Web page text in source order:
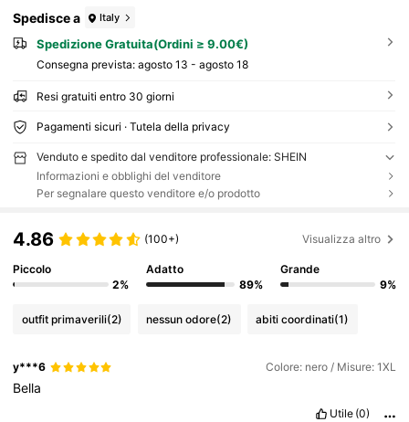
Spedisce a Italy
Spedizione Gratuita(Ordini ≥ 9.00€)
Consegna prevista: agosto 13 - agosto 18
Resi gratuiti entro 30 giorni
Pagamenti sicuri · Tutela della privacy
Venduto e spedito dal venditore professionale: SHEIN
Informazioni e obblighi del venditore
Per segnalare questo venditore e/o prodotto
4.86 (100+) Visualizza altro
Piccolo
2%
Adatto
89%
Grande
9%
outfit primaverili(2) nessun odore(2) abiti coordinati(1)
y***6 Colore: nero / Misure: 1XL
Bella
Utile (0)